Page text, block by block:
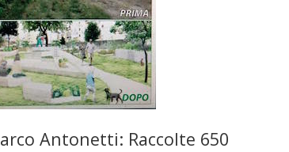
Antonetti: Raccolte 650